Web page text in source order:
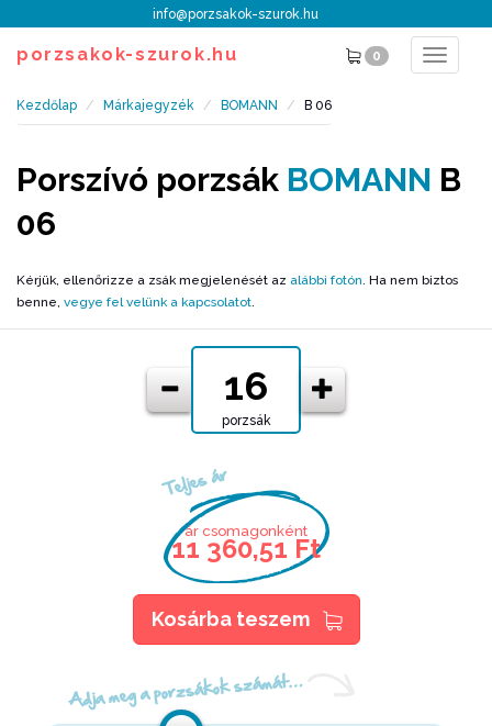
info@porzsakok-szurok.hu
porzsakok-szurok.hu 0
Toggle
Kezdőlap Márkajegyzék BOMANN B 06
Porszívó porzsák BOMANN B
06
Kérjük, ellenőrizze a zsák megjelenését az alábbi fotón. Ha nem biztos
benne, vegye fel velünk a kapcsolatot.
Adja meg a porzsákok számát…
porzsák
Teljes ár
ár csomagonként
11 360,51 Ft
Kosárba teszem